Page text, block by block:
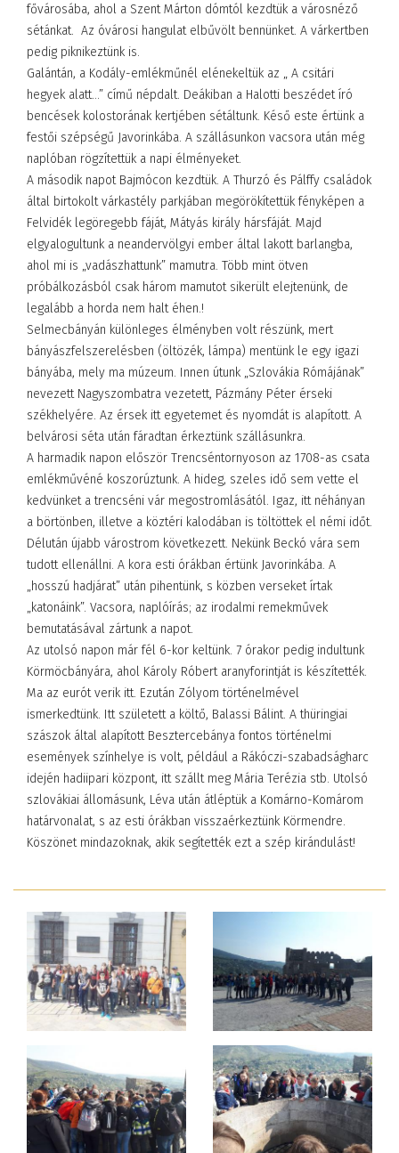
fővárosába, ahol a Szent Márton dómtól kezdtük a városnéző
sétánkat. Az óvárosi hangulat elbűvölt bennünket. A várkertben
pedig piknikeztünk is.
Galántán, a Kodály-emlékműnél elénekeltük az „ A csitári
hegyek alatt…” című népdalt. Deákiban a Halotti beszédet író
bencések kolostorának kertjében sétáltunk. Késő este értünk a
festői szépségű Javorinkába. A szállásunkon vacsora után még
naplóban rögzítettük a napi élményeket.
A második napot Bajmócon kezdtük. A Thurzó és Pálffy családok
által birtokolt várkastély parkjában megörökítettük fényképen a
Felvidék legöregebb fáját, Mátyás király hársfáját. Majd
elgyalogultunk a neandervölgyi ember által lakott barlangba,
ahol mi is „vadászhattunk” mamutra. Több mint ötven
próbálkozásból csak három mamutot sikerült elejtenünk, de
legalább a horda nem halt éhen.!
Selmecbányán különleges élményben volt részünk, mert
bányászfelszerelésben (öltözék, lámpa) mentünk le egy igazi
bányába, mely ma múzeum. Innen útunk „Szlovákia Rómájának”
nevezett Nagyszombatra vezetett, Pázmány Péter érseki
székhelyére. Az érsek itt egyetemet és nyomdát is alapított. A
belvárosi séta után fáradtan érkeztünk szállásunkra.
A harmadik napon először Trencséntornyoson az 1708-as csata
emlékművéné koszorúztunk. A hideg, szeles idő sem vette el
kedvünket a trencséni vár megostromlásától. Igaz, itt néhányan
a börtönben, illetve a köztéri kalodában is töltöttek el némi időt.
Délután újabb várostrom következett. Nekünk Beckó vára sem
tudott ellenállni. A kora esti órákban értünk Javorinkába. A
„hosszú hadjárat” után pihentünk, s közben verseket írtak
„katonáink”. Vacsora, naplóírás; az irodalmi remekművek
bemutatásával zártunk a napot.
Az utolsó napon már fél 6-kor keltünk. 7 órakor pedig indultunk
Körmöcbányára, ahol Károly Róbert aranyforintját is készítették.
Ma az eurót verik itt. Ezután Zólyom történelmével
ismerkedtünk. Itt született a költő, Balassi Bálint. A thüringiai
szászok által alapított Besztercebánya fontos történelmi
események színhelye is volt, például a Rákóczi-szabadságharc
idején hadiipari központ, itt szállt meg Mária Terézia stb. Utolsó
szlovákiai állomásunk, Léva után átléptük a Komárno-Komárom
határvonalat, s az esti órákban visszaérkeztünk Körmendre.
Köszönet mindazoknak, akik segítették ezt a szép kirándulást!